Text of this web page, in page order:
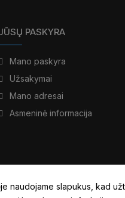
PASKYRA
Mano paskyra
Užsakymai
Mano adresai
Asmeninė informacija
naudojame slapukus, kad